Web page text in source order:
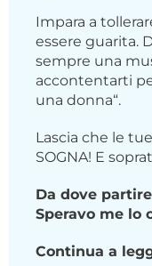
Impara a
essere guarita.
sempre una
accontentarti
una donna“.
Lascia che le
SOGNA! E
Da dove
Speravo me lo
Continua a